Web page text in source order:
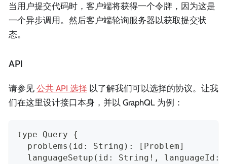
当用户提交代码时，客户端将获得一个令牌，因为这是
一个异步调用。然后客户端轮询服务器以获取提交状
态。
API
请参见 公共 API 选择 以了解我们可以选择的协议。让我
们在这里设计接口本身，并以 GraphQL 为例：
type Query {
  problems(id: String): [Problem]
languageSetup(id: String!, languageId: